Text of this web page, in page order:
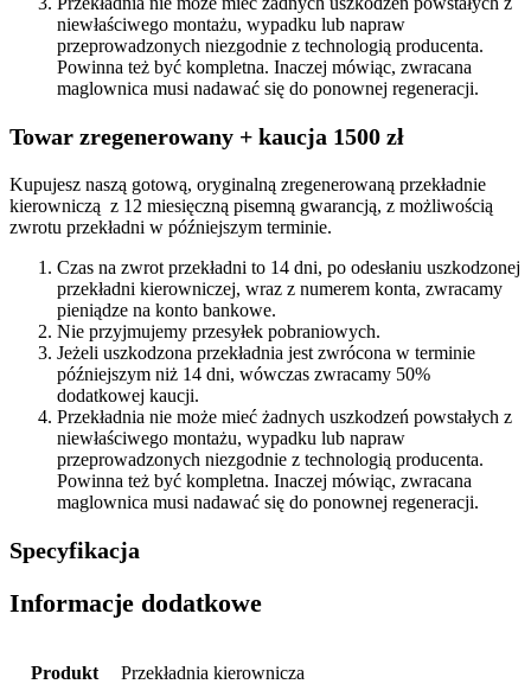
niewłaściwego montażu, wypadku lub napraw
przeprowadzonych niezgodnie z technologią producenta.
Powinna też być kompletna. Inaczej mówiąc, zwracana
maglownica musi nadawać się do ponownej regeneracji.
Towar zregenerowany + kaucja 1500 zł
Kupujesz naszą gotową, oryginalną zregenerowaną przekładnie
kierowniczą z 12 miesięczną pisemną gwarancją, z możliwością
zwrotu przekładni w późniejszym terminie.
Czas na zwrot przekładni to 14 dni, po odesłaniu uszkodzonej
przekładni kierowniczej, wraz z numerem konta, zwracamy
pieniądze na konto bankowe.
Nie przyjmujemy przesyłek pobraniowych.
Jeżeli uszkodzona przekładnia jest zwrócona w terminie
późniejszym niż 14 dni, wówczas zwracamy 50%
dodatkowej kaucji.
Przekładnia nie może mieć żadnych uszkodzeń powstałych z
niewłaściwego montażu, wypadku lub napraw
przeprowadzonych niezgodnie z technologią producenta.
Powinna też być kompletna. Inaczej mówiąc, zwracana
maglownica musi nadawać się do ponownej regeneracji.
Specyfikacja
Informacje dodatkowe
Produkt Przekładnia kierownicza